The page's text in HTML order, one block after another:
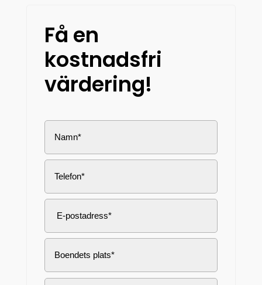
Få en
kostnadsfri
värdering!